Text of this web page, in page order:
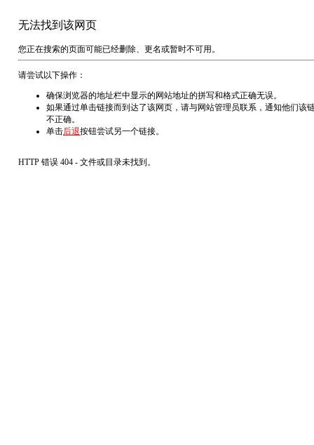
无法找到该网页
您正在搜索的页面可能已经删除、更名或暂时不可用。
请尝试以下操作：
确保浏览器的地址栏中显示的网站地址的拼写和格式正确无误。
如果通过单击链接而到达了该网页，请与网站管理员联系，通知他们该
不正确。
单击后退按钮尝试另一个链接。
HTTP 错误 404 - 文件或目录未找到。